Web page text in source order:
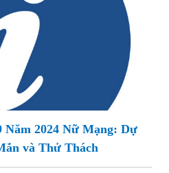
2024 Nữ Mạng: Dự
và Thử Thách